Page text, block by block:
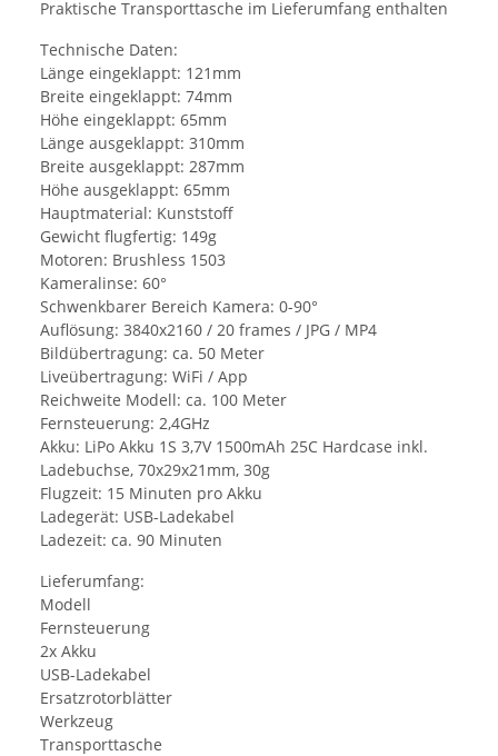
Praktische Transporttasche im Lieferumfang enthalten
Technische Daten:
Länge eingeklappt: 121mm
Breite eingeklappt: 74mm
Höhe eingeklappt: 65mm
Länge ausgeklappt: 310mm
Breite ausgeklappt: 287mm
Höhe ausgeklappt: 65mm
Hauptmaterial: Kunststoff
Gewicht flugfertig: 149g
Motoren: Brushless 1503
Kameralinse: 60°
Schwenkbarer Bereich Kamera: 0-90°
Auflösung: 3840x2160 / 20 frames / JPG / MP4
Bildübertragung: ca. 50 Meter
Liveübertragung: WiFi / App
Reichweite Modell: ca. 100 Meter
Fernsteuerung: 2,4GHz
Akku: LiPo Akku 1S 3,7V 1500mAh 25C Hardcase inkl.
Ladebuchse, 70x29x21mm, 30g
Flugzeit: 15 Minuten pro Akku
Ladegerät: USB-Ladekabel
Ladezeit: ca. 90 Minuten
Lieferumfang:
Modell
Fernsteuerung
2x Akku
USB-Ladekabel
Ersatzrotorblätter
Werkzeug
Transporttasche